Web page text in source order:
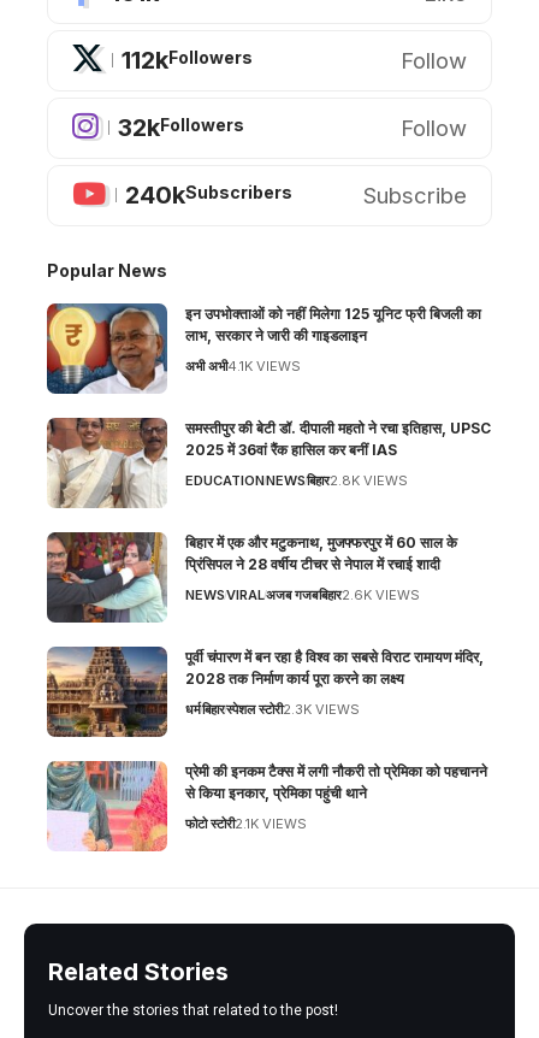
112kFollowers Follow
32kFollowers Follow
240kSubscribers Subscribe
Popular News
इन उपभोक्ताओं को नहीं मिलेगा 125 यूनिट फ्री बिजली का
लाभ, सरकार ने जारी की गाइडलाइन
अभी अभी4.1K VIEWS
समस्तीपुर की बेटी डॉ. दीपाली महतो ने रचा इतिहास, UPSC
2025 में 36वां रैंक हासिल कर बनीं IAS
EDUCATIONNEWSबिहार2.8K VIEWS
बिहार में एक और मटुकनाथ, मुजफ्फरपुर में 60 साल के
प्रिंसिपल ने 28 वर्षीय टीचर से नेपाल में रचाई शादी
NEWSVIRALअजब गजबबिहार2.6K VIEWS
पूर्वी चंपारण में बन रहा है विश्व का सबसे विराट रामायण मंदिर,
2028 तक निर्माण कार्य पूरा करने का लक्ष्य
धर्मबिहारस्पेशल स्टोरी2.3K VIEWS
प्रेमी की इनकम टैक्स में लगी नौकरी तो प्रेमिका को पहचानने
से किया इनकार, प्रेमिका पहुंची थाने
फोटो स्टोरी2.1K VIEWS
Related Stories
Uncover the stories that related to the post!